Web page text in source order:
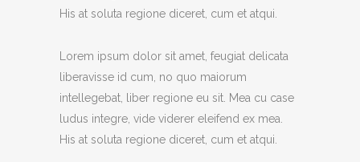
His at soluta regione diceret, cum et atqui.
Lorem ipsum dolor sit amet, feugiat delicata
liberavisse id cum, no quo maiorum
intellegebat, liber regione eu sit. Mea cu case
ludus integre, vide viderer eleifend ex mea.
His at soluta regione diceret, cum et atqui.